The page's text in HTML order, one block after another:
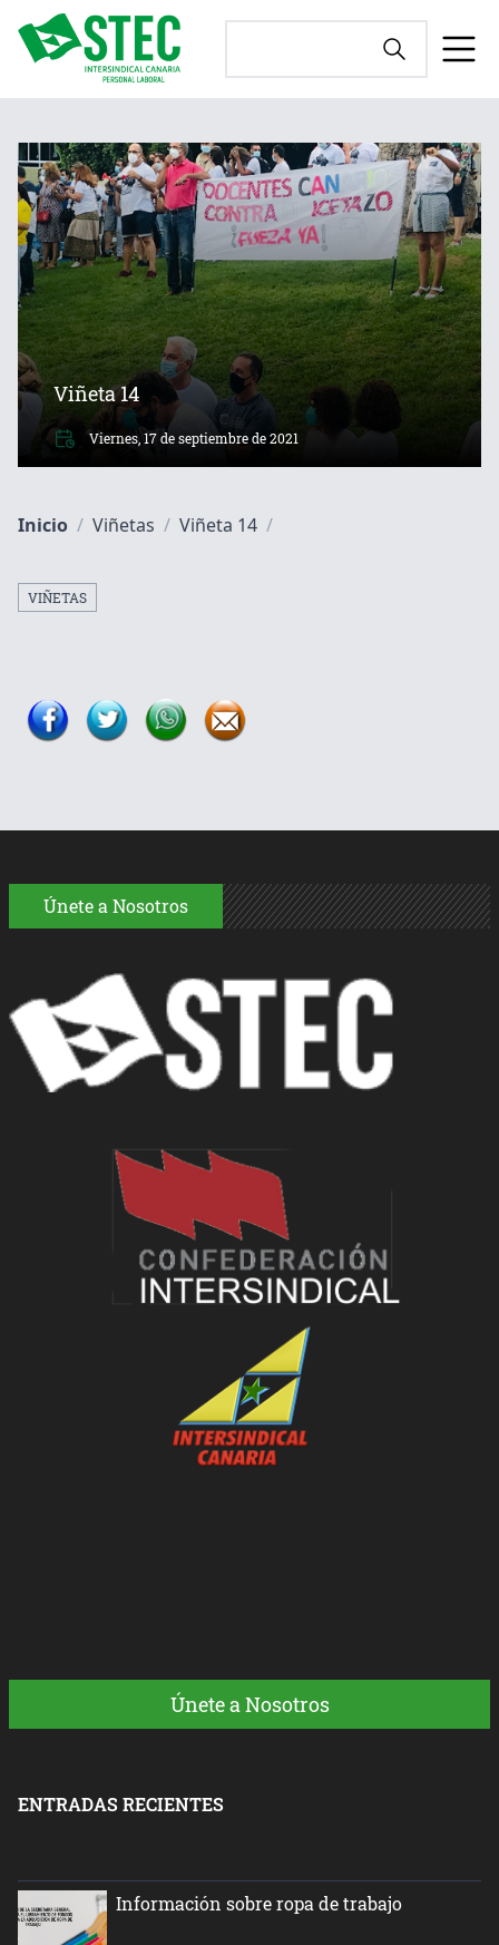
Viñeta 14
Viernes, 17 de septiembre de 2021
Inicio / Viñetas / Viñeta 14 /
VIÑETAS
Únete a Nosotros
Únete a Nosotros
ENTRADAS RECIENTES
Información sobre ropa de trabajo